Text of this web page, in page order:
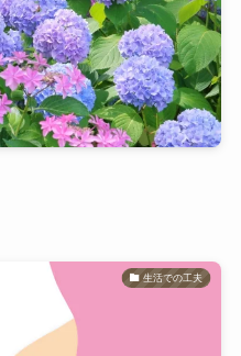
生活での工夫